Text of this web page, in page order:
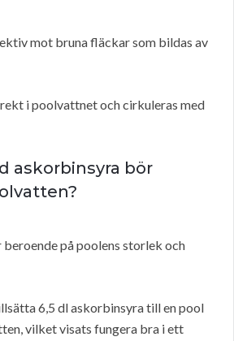
mot bruna fläckar som bildas av
i poolvattnet och cirkuleras med
askorbinsyra bör
på poolens storlek och
6,5 dl askorbinsyra till en pool
vilket visats fungera bra i ett